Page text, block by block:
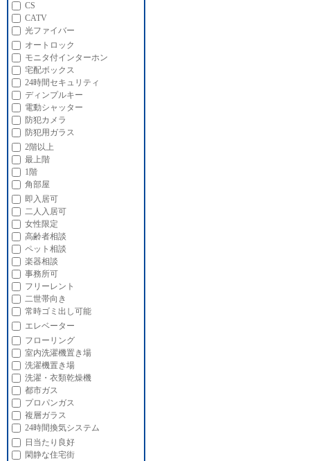
CS
CATV
光ファイバー
オートロック
モニタ付インターホン
宅配ボックス
24時間セキュリティ
ディンプルキー
電動シャッター
防犯カメラ
防犯用ガラス
2階以上
最上階
1階
角部屋
即入居可
二人入居可
女性限定
高齢者相談
ペット相談
楽器相談
事務所可
フリーレント
二世帯向き
常時ゴミ出し可能
エレベーター
フローリング
室内洗濯機置き場
洗濯機置き場
洗濯・衣類乾燥機
都市ガス
プロパンガス
複層ガラス
24時間換気システム
日当たり良好
閑静な住宅街